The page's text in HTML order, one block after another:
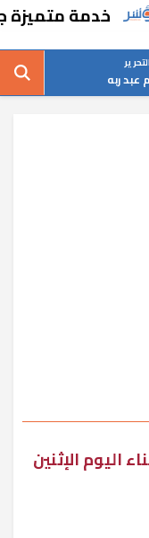
متميزة جديدة
عبد ربه
اليوم الإثنين